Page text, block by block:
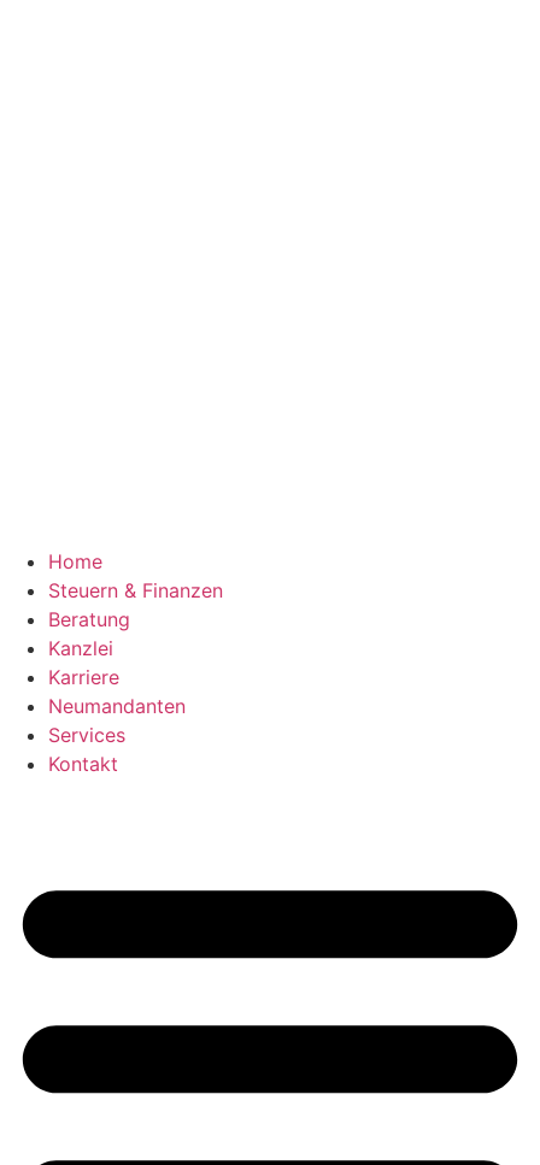
Home
Steuern & Finanzen
Beratung
Kanzlei
Karriere
Neumandanten
Services
Kontakt